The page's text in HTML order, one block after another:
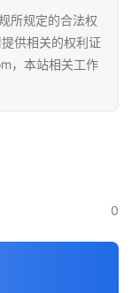
所规定的合法权
供相关的权利证
，本站相关工作
0